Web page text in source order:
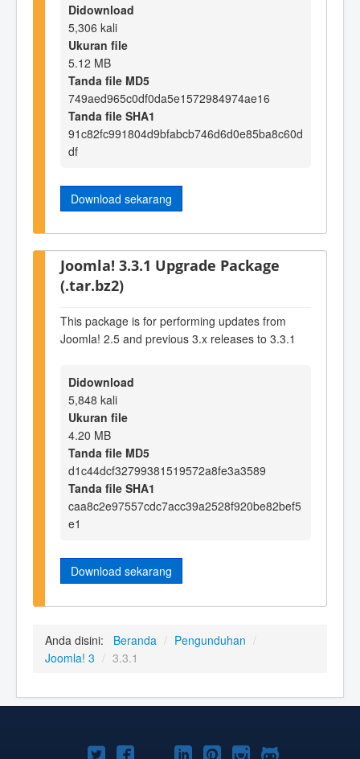
Didownload
5,306 kali
Ukuran file
5.12 MB
Tanda file MD5
749aed965c0df0da5e1572984974ae16
Tanda file SHA1
91c82fc991804d9bfabcb746d6d0e85ba8c60d
df
Download sekarang
Joomla! 3.3.1 Upgrade Package
(.tar.bz2)
This package is for performing updates from
Joomla! 2.5 and previous 3.x releases to 3.3.1
Didownload
5,848 kali
Ukuran file
4.20 MB
Tanda file MD5
d1c44dcf32799381519572a8fe3a3589
Tanda file SHA1
caa8c2e97557cdc7acc39a2528f920be82bef5
e1
Download sekarang
Anda disini: Beranda / Pengunduhan /
Joomla! 3 / 3.3.1